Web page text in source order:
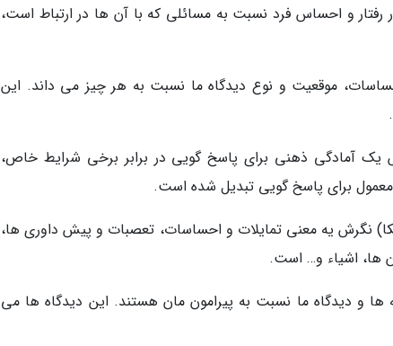
و احساس فرد نسبت به مسائلی که با آن ها در ارتباط است،
موقعیت و نوع دیدگاه ما نسبت به هر چیز می داند. این
یک آمادگی ذهنی برای پاسخ گویی در برابر برخی شرایط خاص،
برای پاسخ گویی تبدیل شده است.
نگرش یه معنی تمایلات و احساسات، تعصبات و پیش داوری ها،
ها، اشیاء و… است.
و دیدگاه ما نسبت به پیرامون مان هستند. این دیدگاه ها می